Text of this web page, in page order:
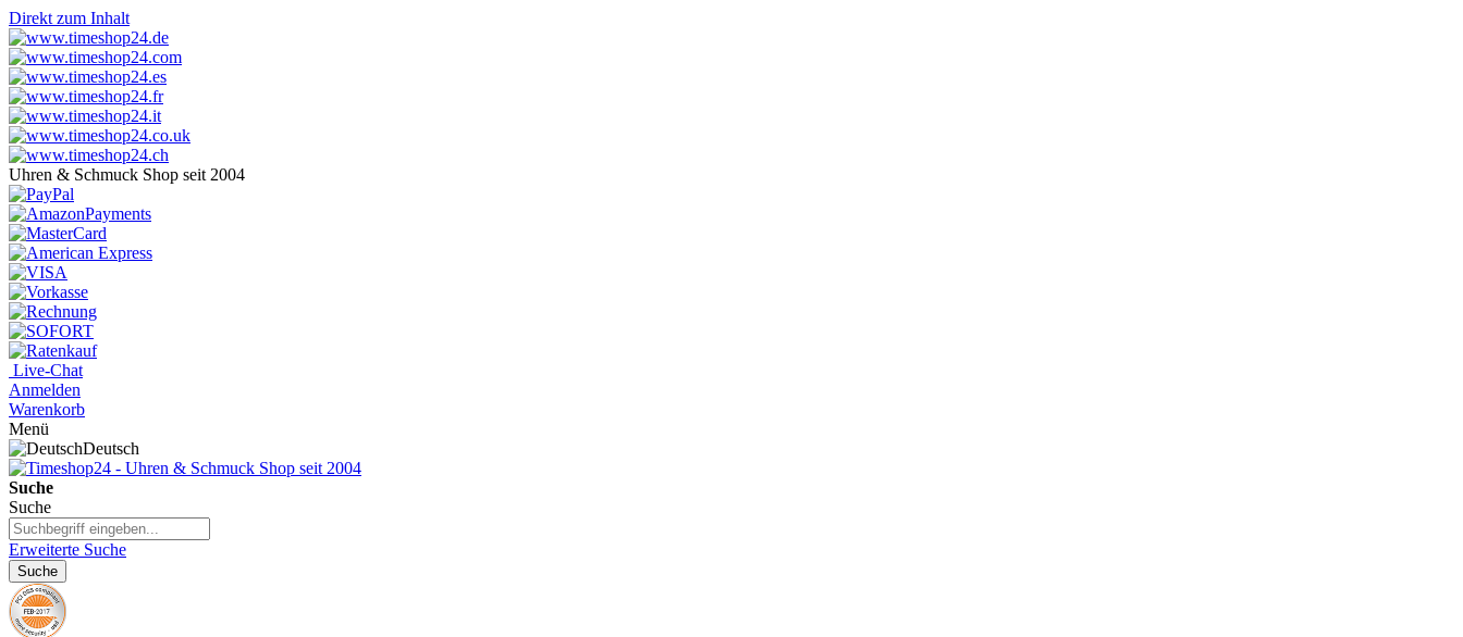
Direkt zum Inhalt
Uhren & Schmuck Shop seit 2004
Live-Chat
Anmelden
Warenkorb
Menü
Deutsch
Suche
Suche
Erweiterte Suche
Suche